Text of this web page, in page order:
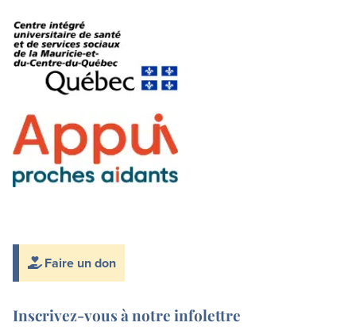
Faire un don
Inscrivez-vous à notre infolettre